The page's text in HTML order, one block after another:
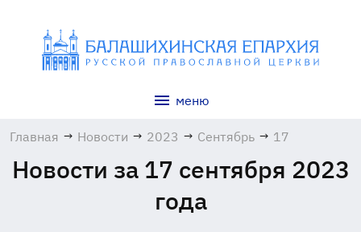
меню
Главная → Новости → 2023 → Сентябрь → 17
Новости за 17 сентября 2023
года